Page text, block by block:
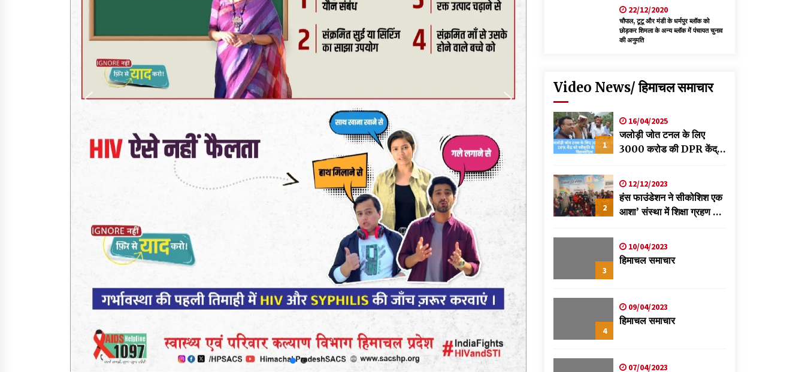
22/12/2020
चौपाल, टूटू और मंडी के धर्मपुर ब्लॉक को
छोड़कर शिमला के अन्य ब्लॉक में पंचायत चुनाव
की अनुमति
Video News/ हिमाचल समाचार
1
16/04/2025
जलोड़ी जोत टनल के लिए
3000 करोड की DPR केंद्र
विक्रमादित्य
2
12/12/2023
हंस फाउंडेशन ने सीकोशिश एक
आशा’ संस्था में शिक्षा ग्रहण कर
स्वास्थ्य शिविर
3
10/04/2023
हिमाचल समाचार
4
09/04/2023
हिमाचल समाचार
07/04/2023